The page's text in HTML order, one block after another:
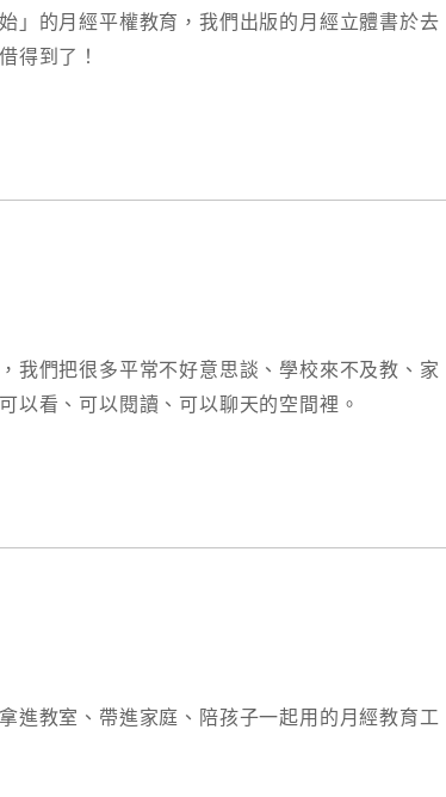
」的月經平權教育，我們出版的月經立體書於去
得到了！
我們把很多平常不好意思談、學校來不及教、家
以看、可以閱讀、可以聊天的空間裡。
進教室、帶進家庭、陪孩子一起用的月經教育工